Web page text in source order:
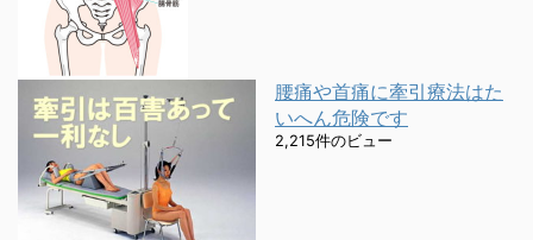
腰痛や首痛に牽引療法はた
いへん危険です
2,215件のビュー